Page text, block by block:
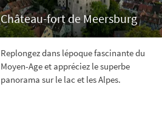
Château-fort de Meersburg
Replongez dans lépoque fascinante du
Moyen-Age et appréciez le superbe
panorama sur le lac et les Alpes.